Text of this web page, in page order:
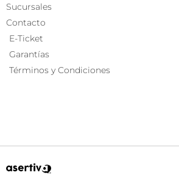
Sucursales
Contacto
E-Ticket
Garantías
Términos y Condiciones